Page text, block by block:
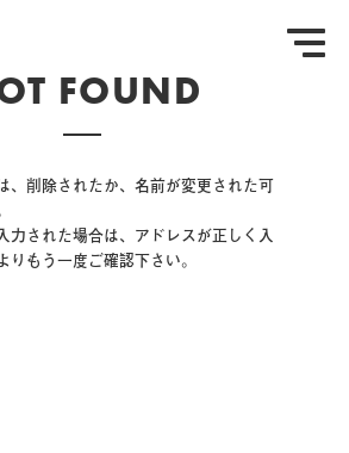
FOUND
、削除されたか、名前が変更された可
力された場合は、アドレスが正しく入
りもう一度ご確認下さい。